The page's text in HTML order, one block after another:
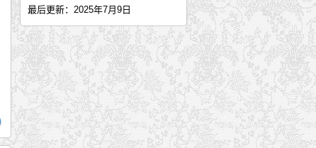
关于拜师——胡俭雷
《问道常州-四首》—福刚
孙式张支太极拳两周年庆典—清净
《拳意述真》—孙禄堂著
千秋雪岭一径斜——文武并作
浅谈练形意——张西可
张西可答网友问
形意拳技击——张西可
最后更新：2025年7月9日